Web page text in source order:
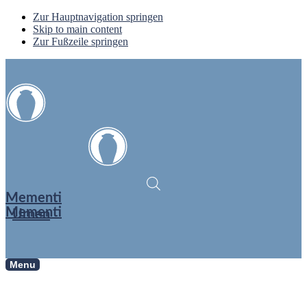
Zur Hauptnavigation springen
Skip to main content
Zur Fußzeile springen
Mementi
Urnen
Mementi
Menu